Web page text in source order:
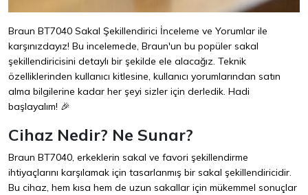
Braun BT7040 Sakal Şekillendirici İnceleme ve Yorumlar ile
karşınızdayız! Bu incelemede, Braun'un bu popüler sakal
şekillendiricisini detaylı bir şekilde ele alacağız. Teknik
özelliklerinden kullanıcı kitlesine, kullanıcı yorumlarından satın
alma bilgilerine kadar her şeyi sizler için derledik. Hadi
başlayalım! 🎉
Cihaz Nedir? Ne Sunar?
Braun BT7040, erkeklerin sakal ve favori şekillendirme
ihtiyaçlarını karşılamak için tasarlanmış bir sakal şekillendiricidir.
Bu cihaz, hem kısa hem de uzun sakallar için mükemmel sonuçlar